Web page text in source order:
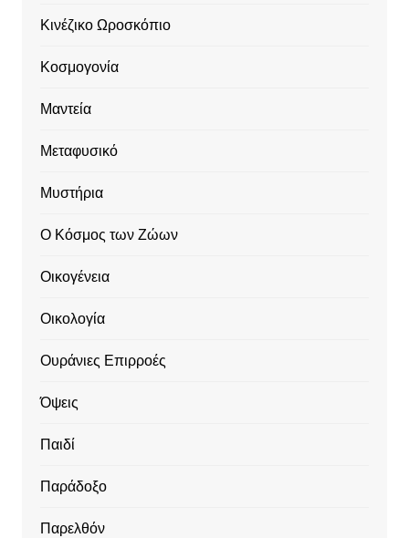
Κινέζικο Ωροσκόπιο
Κοσμογονία
Μαντεία
Μεταφυσικό
Μυστήρια
Ο Κόσμος των Ζώων
Οικογένεια
Οικολογία
Ουράνιες Επιρροές
Όψεις
Παιδί
Παράδοξο
Παρελθόν